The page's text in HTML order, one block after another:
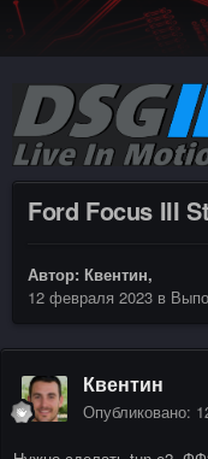
Ford Focus III
Автор: Квентин,
12 февраля 2023 в
Квентин
Опубликовано: